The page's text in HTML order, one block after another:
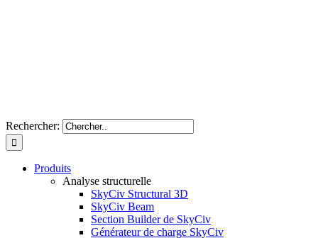
Rechercher:
Produits
Analyse structurelle
SkyCiv Structural 3D
SkyCiv Beam
Section Builder de SkyCiv
Générateur de charge SkyCiv